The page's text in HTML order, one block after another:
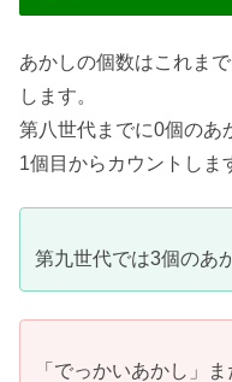
あかしの個数はこれま
します。
第八世代までに0個のあ
1個目からカウントしま
第九世代では3個のあ
「でっかいあかし」